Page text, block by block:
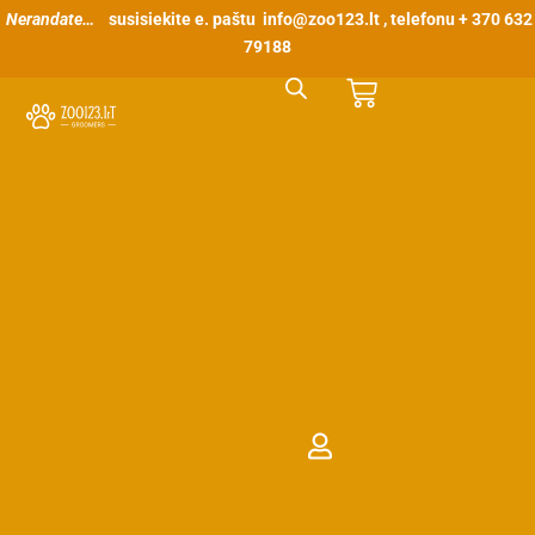
Pereiti
Nerandate… susisiekite e. paštu info@zoo123.lt , telefonu + 370 632
79188
Cart